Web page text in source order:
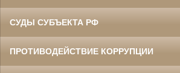
СУДЫ СУБЪЕКТА РФ
ПРОТИВОДЕЙСТВИЕ КОРРУПЦИИ